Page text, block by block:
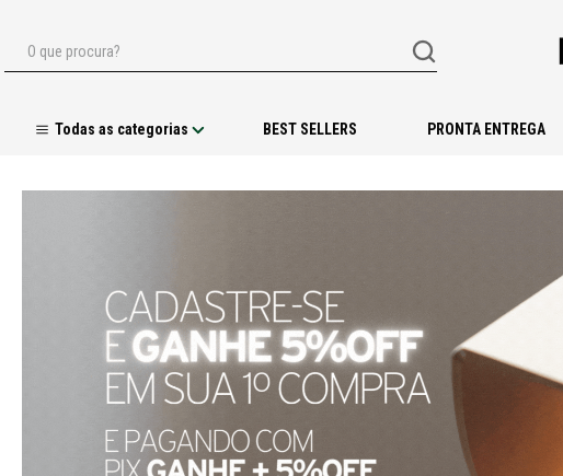
O que procura?
BEST SELLERS PRONTA ENTREGA